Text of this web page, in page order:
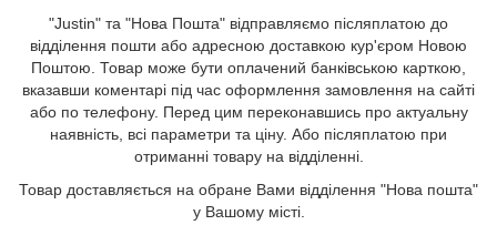
"Justin" та "Нова Пошта" відправляємо післяплатою до
відділення пошти або адресною доставкою кур'єром Новою
Поштою. Товар може бути оплачений банківською карткою,
вказавши коментарі під час оформлення замовлення на сайті
або по телефону. Перед цим переконавшись про актуальну
наявність, всі параметри та ціну. Або післяплатою при
отриманні товару на відділенні.
Товар доставляється на обране Вами відділення "Нова пошта"
у Вашому місті.